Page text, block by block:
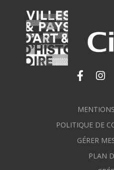
Lien
POLITIQUE DE
GÉRER
PLAN